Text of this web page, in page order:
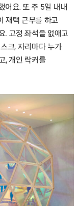
어요. 또 주 5일 내내
재택 근무를 하고
. 고정 좌석을 없애고
크, 자리마다 누가
, 개인 락커를